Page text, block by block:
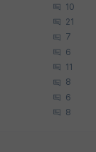
10
21
7
6
11
8
6
8